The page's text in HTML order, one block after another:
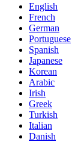
English
French
German
Portuguese
Spanish
Japanese
Korean
Arabic
Irish
Greek
Turkish
Italian
Danish